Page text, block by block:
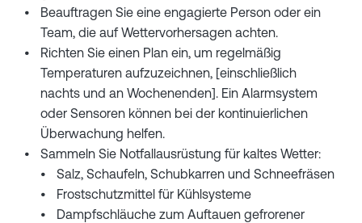
Beauftragen Sie eine engagierte Person oder ein
Team, die auf Wettervorhersagen achten.
Richten Sie einen Plan ein, um regelmäßig
Temperaturen aufzuzeichnen, [einschließlich
nachts und an Wochenenden]. Ein Alarmsystem
oder Sensoren können bei der kontinuierlichen
Überwachung helfen.
Sammeln Sie Notfallausrüstung für kaltes Wetter:
Salz, Schaufeln, Schubkarren und Schneefräsen
Frostschutzmittel für Kühlsysteme
Dampfschläuche zum Auftauen gefrorener